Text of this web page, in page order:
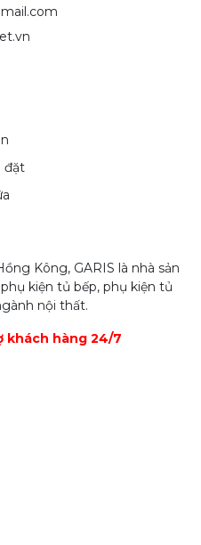
đặt
Kông, GARIS là nhà sản
kiện tủ bếp, phụ kiện tủ
nội thất.
khách hàng 24/7